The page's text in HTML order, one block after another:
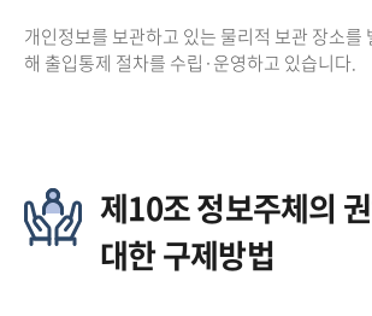
개인정보를 보관하고 있는 물리적 보관 장소를
해 출입통제 절차를 수립·운영하고 있습니다.
제10조 정보주체의
대한 구제방법